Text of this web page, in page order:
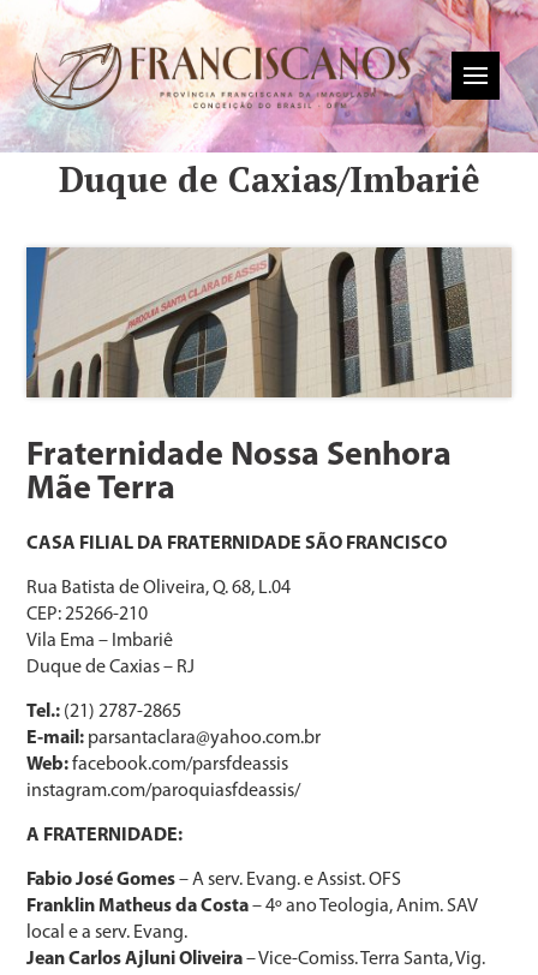
Duque de Caxias/Imbariê
Fraternidade Nossa Senhora
Mãe Terra
CASA FILIAL DA FRATERNIDADE SÃO FRANCISCO
Rua Batista de Oliveira, Q. 68, L.04
CEP: 25266-210
Vila Ema – Imbariê
Duque de Caxias – RJ
Tel.: (21) 2787-2865
E-mail: parsantaclara@yahoo.com.br
Web:facebook.com/parsfdeassis
instagram.com/paroquiasfdeassis/
A FRATERNIDADE:
Fabio José Gomes– A serv. Evang. e Assist. OFS
Franklin Matheus da Costa– 4º ano Teologia, Anim. SAV
local e a serv. Evang.
Jean Carlos Ajluni Oliveira– Vice-Comiss. Terra Santa, Vig.